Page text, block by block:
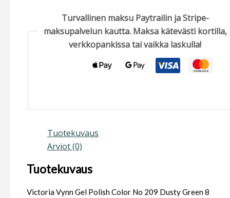
Turvallinen maksu Paytrailin ja Stripe-
maksupalvelun kautta. Maksa kätevästi kortilla,
verkkopankissa tai vaikka laskulla!
Tuotekuvaus
Arviot (0)
Tuotekuvaus
Victoria Vynn Gel Polish Color No 209 Dusty Green 8